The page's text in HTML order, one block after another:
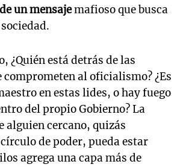
un mensajemafioso que busca
¿Quién está detrás de las
al oficialismo? ¿Es
en estas lides, o hay fuego
del propio Gobierno? La
alguien cercano, quizás
de poder, pueda estar
agrega una capa más de